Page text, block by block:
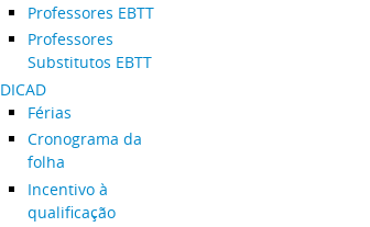
Professores EBTT
Professores
Substitutos EBTT
DICAD
Férias
Cronograma da
folha
Incentivo à
qualificação